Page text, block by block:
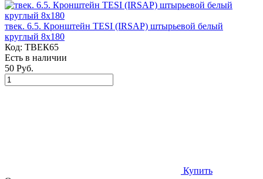
твек. 6.5. Кронштейн TESI (IRSAP) штырьевой белый
круглый 8х180
Код: ТВЕК65
Есть в наличии
50 Руб.
Купить